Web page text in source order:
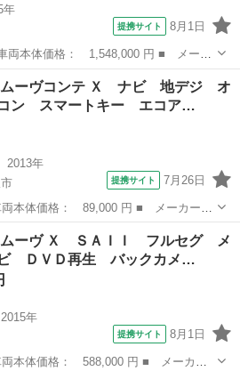
年
提携サイト 8月1日
ムーヴ ■ グレード名： Ｇ 片側
ホールド スマートキー 走行無制限
ムーヴコンテ Ｘ ナビ 地デジ オ
ン スマートキー エコア…
2013年
提携サイト 7月26日
ムーヴコンテ ■ グレード名： Ｘ
スマートキー エコアイドル タイ
ムーヴ Ｘ ＳＡＩＩ フルセグ メ
ＤＶＤ再生 バックカメ…
2015年
提携サイト 8月1日